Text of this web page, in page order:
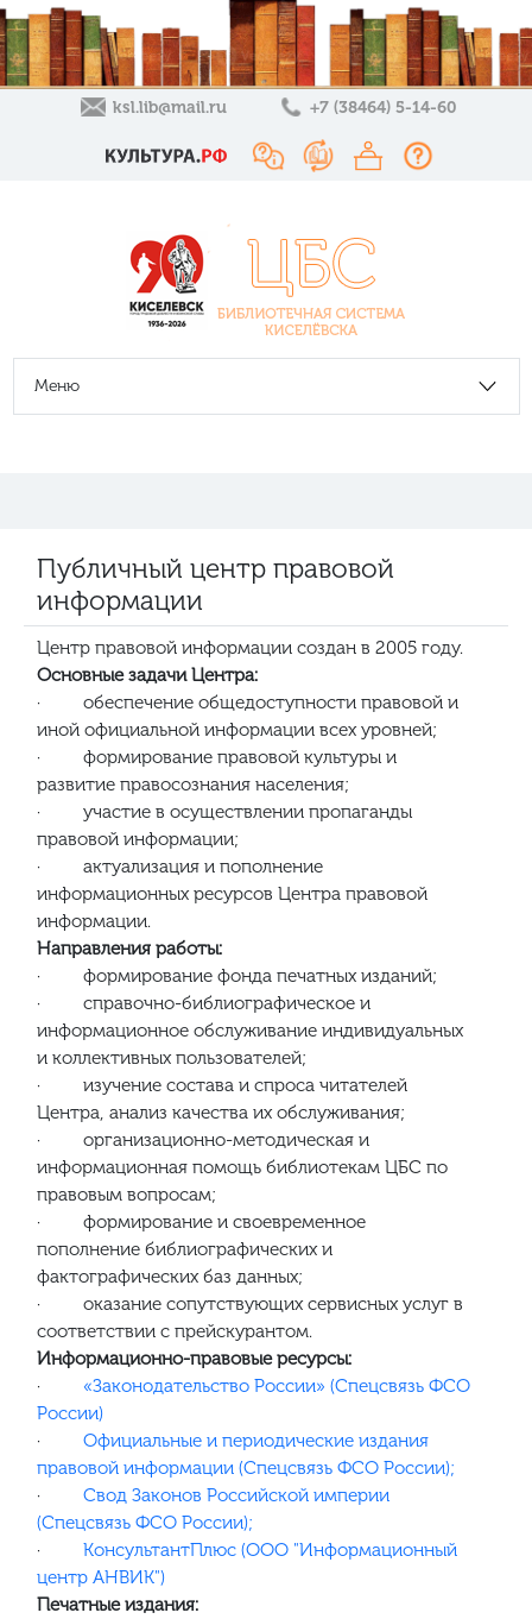
ksl.lib@mail.ru +7 (38464) 5-14-60
Меню
Публичный центр правовой
информации
Центр правовой информации создан в 2005 году.
Основные задачи Центра:
· обеспечение общедоступности правовой и
иной официальной информации всех уровней;
· формирование правовой культуры и
развитие правосознания населения;
· участие в осуществлении пропаганды
правовой информации;
· актуализация и пополнение
информационных ресурсов Центра правовой
информации.
Направления работы:
· формирование фонда печатных изданий;
· справочно-библиографическое и
информационное обслуживание индивидуальных
и коллективных пользователей;
· изучение состава и спроса читателей
Центра, анализ качества их обслуживания;
· организационно-методическая и
информационная помощь библиотекам ЦБС по
правовым вопросам;
· формирование и своевременное
пополнение библиографических и
фактографических баз данных;
· оказание сопутствующих сервисных услуг в
соответствии с прейскурантом.
Информационно-правовые ресурсы:
· «Законодательство России» (Спецсвязь ФСО
России)
· Официальные и периодические издания
правовой информации (Спецсвязь ФСО России);
· Свод Законов Российской империи
(Спецсвязь ФСО России);
· КонсультантПлюс (ООО "Информационный
центр АНВИК")
Печатные издания: